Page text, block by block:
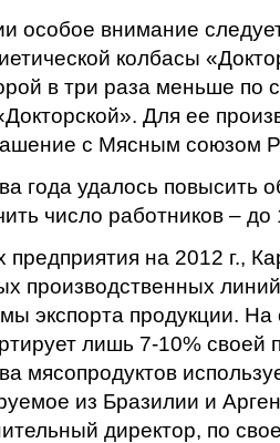
особое внимание
колбасы
в три раза меньше по
Для ее
с Мясным союзом
года удалось повысить
число работников – до
предприятия на 2012 г.,
производственных
экспорта продукции.
лишь 7-10% своей
мясопродуктов
из Бразилии и
директор, по